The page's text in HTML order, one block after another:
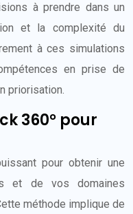
à prendre dans un
et la complexité du
à ces simulations
en prise de
priorisation.
360° pour
pour obtenir une
et de vos domaines
méthode implique de